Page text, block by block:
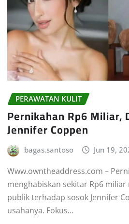
PERAWATAN KULIT
Pernikahan Rp6 Miliar,
Jennifer Coppen
bagas.santoso Jun 19,
Www.owntheaddress.com –
menghabiskan sekitar Rp6
publik terhadap sosok Jennifer
usahanya. Fokus…